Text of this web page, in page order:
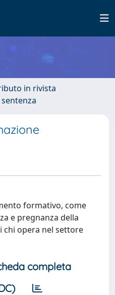
in rivista
formativo, come
e pregnanza della
chi opera nel settore
completa